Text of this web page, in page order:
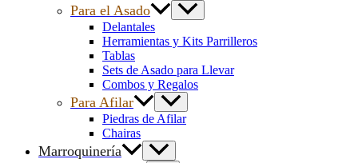
Para el Asado
Delantales
Herramientas y Kits Parrilleros
Tablas
Sets de Asado para Llevar
Combos y Regalos
Para Afilar
Piedras de Afilar
Chairas
Marroquinería